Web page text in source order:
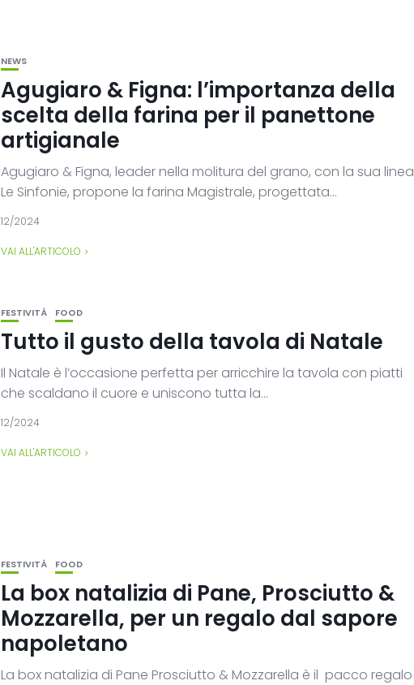
NEWS
Agugiaro & Figna: l’importanza della
scelta della farina per il panettone
artigianale
Agugiaro & Figna, leader nella molitura del grano, con la sua linea
Le Sinfonie, propone la farina Magistrale, progettata...
12/2024
VAI ALL'ARTICOLO
FESTIVITÀ FOOD
Tutto il gusto della tavola di Natale
Il Natale è l’occasione perfetta per arricchire la tavola con piatti
che scaldano il cuore e uniscono tutta la...
12/2024
VAI ALL'ARTICOLO
FESTIVITÀ FOOD
La box natalizia di Pane, Prosciutto &
Mozzarella, per un regalo dal sapore
napoletano
La box natalizia di Pane Prosciutto & Mozzarella è il pacco regalo